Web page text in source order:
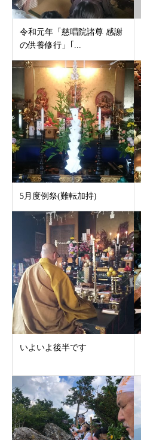
令和元年「慈唱院諸尊 感謝
の供養修行」｢...
5月度例祭(難転加持)
いよいよ後半です